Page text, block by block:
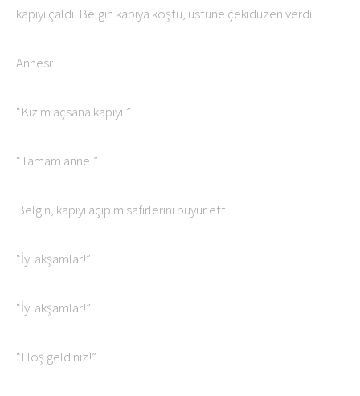
kapıyı çaldı. Belgin kapıya koştu, üstüne çekidüzen verdi.
Annesi:
“Kızım açsana kapıyı!”
“Tamam anne!”
Belgin, kapıyı açıp misafirlerini buyur etti.
“İyi akşamlar!”
“İyi akşamlar!”
“Hoş geldiniz!”